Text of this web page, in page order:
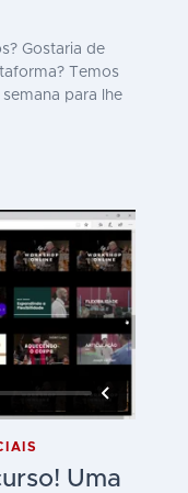
Gostaria de
Temos
para lhe
Uma